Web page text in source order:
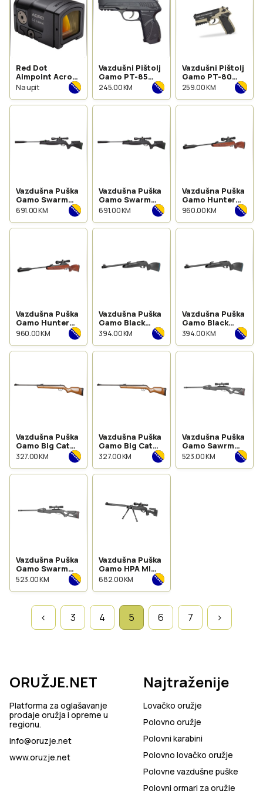
Red Dot
Aimpoint Acro
C2
Na upit
Vazdušni Pištolj
Gamo PT-85
Blowback
245.00 KM
Vazdušni Pištolj
Gamo PT-80
Desert Attack
259.00 KM
Vazdušna Puška
Gamo Swarm
Magnum Pro
691.00 KM
Vazdušna Puška
Gamo Swarm
Magnum Pro
691.00 KM
Vazdušna Puška
Gamo Hunter
1250 Grizzly Pro
960.00 KM
Vazdušna Puška
Gamo Hunter
1250 Grizzly Pro
960.00 KM
Vazdušna Puška
Gamo Black
Bear IGT 5.5mm
394.00 KM
Vazdušna Puška
Gamo Black
Bear IGT 4,5mm
394.00 KM
Vazdušna Puška
Gamo Big Cat
Hunter 4,5mm
327.00 KM
Vazdušna Puška
Gamo Big Cat
Hunter 5.5mm
327.00 KM
Vazdušna Puška
Gamo Sawrm
Fox 5.5mm
523.00 KM
Vazdušna Puška
Gamo Swarm
Fox 4,5mm
523.00 KM
Vazdušna Puška
Gamo HPA MI
4,5mm
682.00 KM
‹ 3 4 5 6 7 ›
ORUŽJE.NET
Platforma za oglašavanje
prodaje oružja i opreme u
regionu.
info@oruzje.net
www.oruzje.net
Najtraženije
Lovačko oružje
Polovno oružje
Polovni karabini
Polovno lovačko oružje
Polovne vazdušne puške
Polovni ormari za oružje